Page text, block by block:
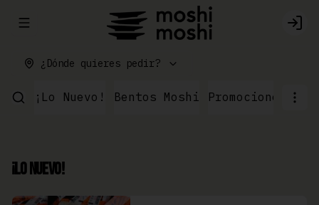
Abrir menu de navegación
¿Dónde quieres pedir?
¡Lo Nuevo! Bentos Moshi Promociones
¡Lo Nuevo!